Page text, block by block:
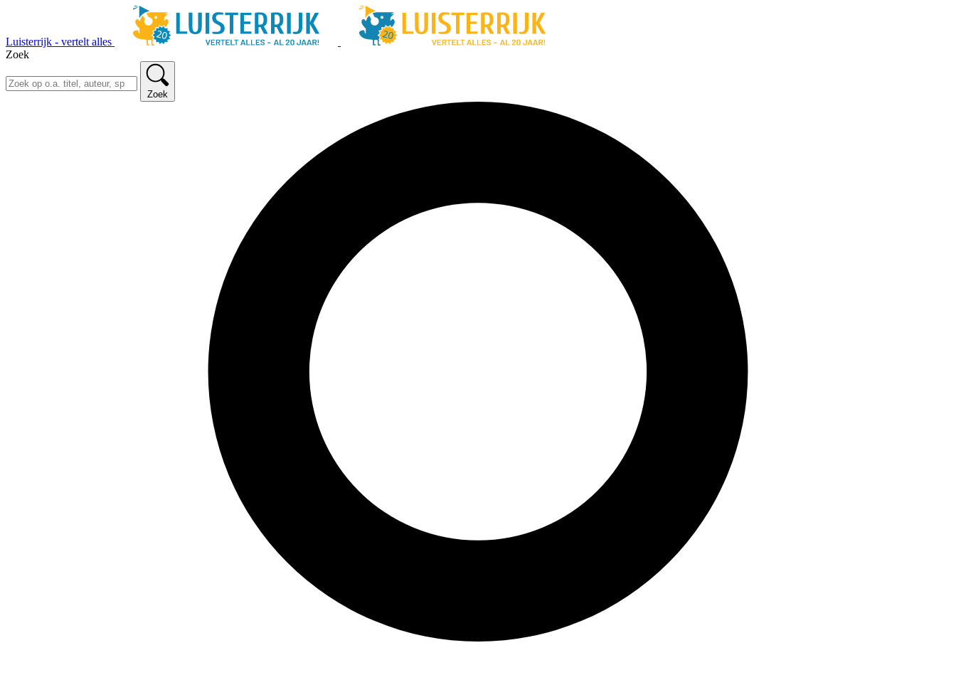
Luisterrijk - vertelt alles
Zoek
Zoek